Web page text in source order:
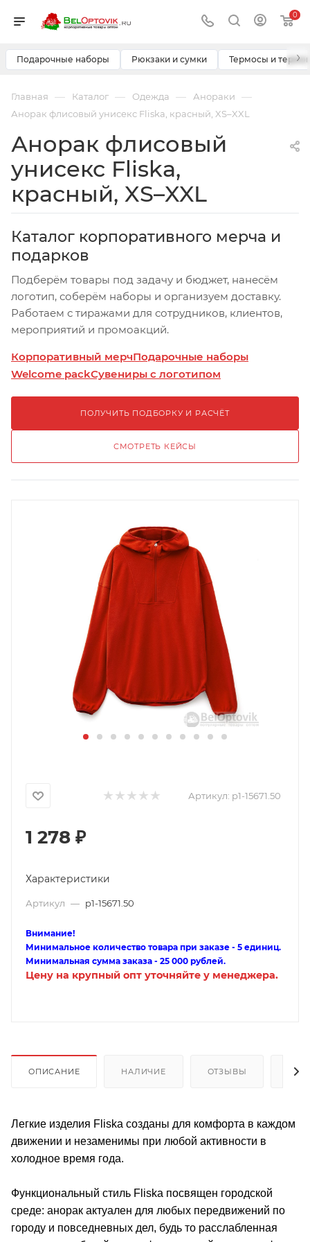
0
Подарочные наборы Рюкзаки и сумки Термосы и ›
Главная — Каталог — Одежда — Анораки —
Анорак флисовый унисекс Fliska, красный, XS–XXL
Анорак флисовый
унисекс Fliska,
красный, XS–XXL
Каталог корпоративного мерча и
подарков
Подберём товары под задачу и бюджет, нанесём
логотип, соберём наборы и организуем доставку.
Работаем с тиражами для сотрудников, клиентов,
мероприятий и промоакций.
Корпоративный мерчПодарочные наборы
Welcome packСувениры с логотипом
ПОЛУЧИТЬ ПОДБОРКУ И РАСЧЁТ
СМОТРЕТЬ КЕЙСЫ
Артикул: p1-15671.50
1 278 ₽
Характеристики
Артикул — p1-15671.50
Внимание!
Минимальное количество товара при заказе - 5 единиц.
Минимальная сумма заказа - 25 000 рублей.
Цену на крупный опт уточняйте у менеджера.
ОПИСАНИЕ НАЛИЧИЕ ОТЗЫВЫ
Легкие изделия Fliska созданы для комфорта в каждом
движении и незаменимы при любой активности в
холодное время года.
Функциональный стиль Fliska посвящен городской
среде: анорак актуален для любых передвижений по
городу и повседневных дел, будь то расслабленная